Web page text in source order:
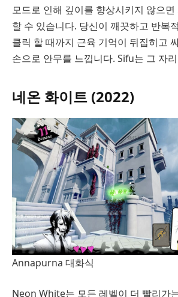
모드로 인해 깊이를 향상시키지 않으
할 수 있습니다. 당신이 깨끗하고 반복
클릭 할 때까지 근육 기억이 뒤집히고
손으로 안무를 느낍니다. Sifu는 그 자
네온 화이트 (2022)
Annapurna 대화식
Neon White는 모든 레벨이 더 빨리가